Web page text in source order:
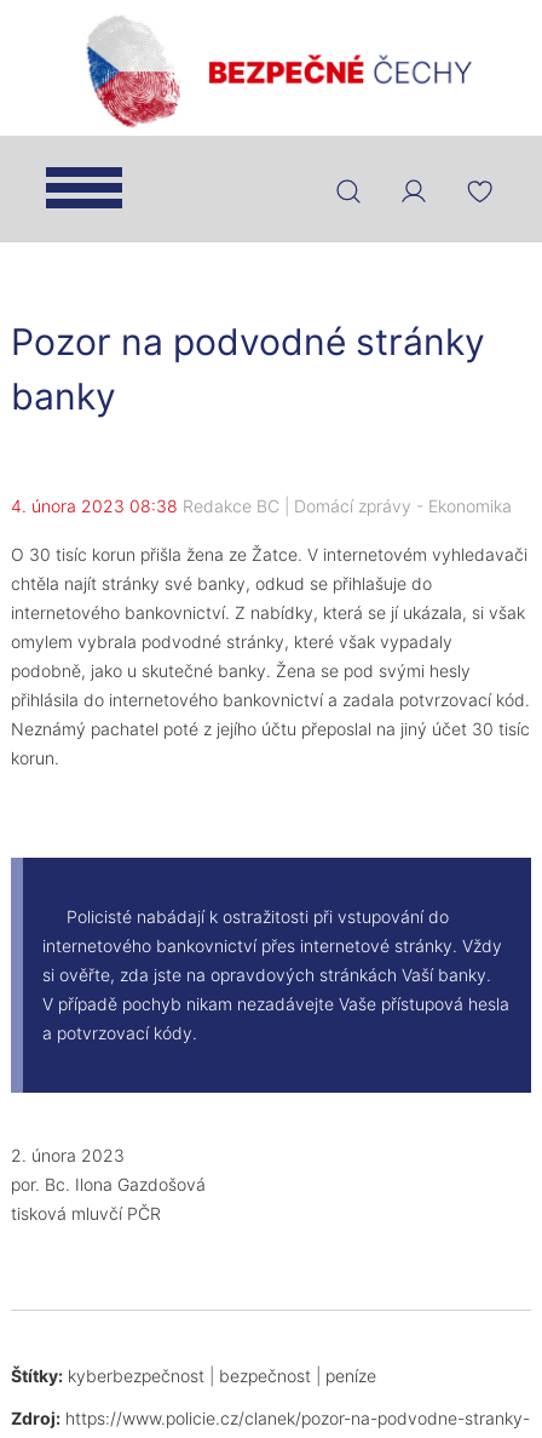
Pozor na podvodné stránky
banky
4. února 2023 08:38 Redakce BC Domácí zprávy - Ekonomika
O 30 tisíc korun přišla žena ze Žatce. V internetovém vyhledavači
chtěla najít stránky své banky, odkud se přihlašuje do
internetového bankovnictví. Z nabídky, která se jí ukázala, si však
omylem vybrala podvodné stránky, které však vypadaly
podobně, jako u skutečné banky. Žena se pod svými hesly
přihlásila do internetového bankovnictví a zadala potvrzovací kód.
Neznámý pachatel poté z jejího účtu přeposlal na jiný účet 30 tisíc
korun.
Policisté nabádají k ostražitosti při vstupování do
internetového bankovnictví přes internetové stránky. Vždy
si ověřte, zda jste na opravdových stránkách Vaší banky.
V případě pochyb nikam nezadávejte Vaše přístupová hesla
a potvrzovací kódy.
2. února 2023
por. Bc. Ilona Gazdošová
tisková mluvčí PČR
Štítky: kyberbezpečnost bezpečnost peníze
Zdroj:https://www.policie.cz/clanek/pozor-na-podvodne-stranky-